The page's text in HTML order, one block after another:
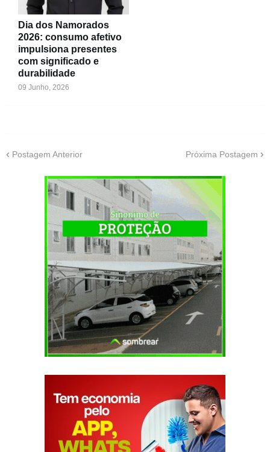
Dia dos Namorados
2026: consumo afetivo
impulsiona presentes
com significado e
durabilidade
09 Junho, 2026
Postagem Anterior Próxima Postagem